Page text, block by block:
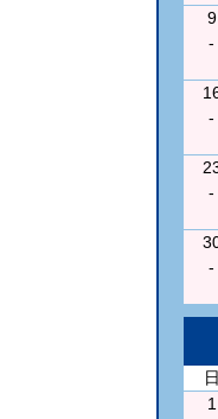
9
-
-
-
-
日
1